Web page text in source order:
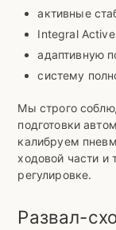
активные
Integral
адаптивную
систему
Мы строго
подготовки
калибруем
ходовой части и
регулировке.
Развал-